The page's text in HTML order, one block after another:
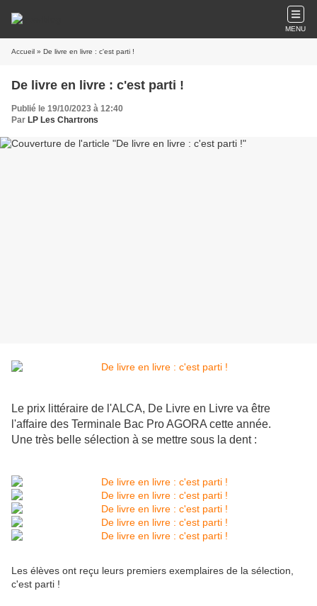
MENU
Accueil » De livre en livre : c'est parti !
De livre en livre : c'est parti !
Publié le 19/10/2023 à 12:40
Par LP Les Chartrons
Le prix littéraire de l'ALCA, De Livre en Livre va être
l'affaire des Terminale Bac Pro AGORA cette année.
Une très belle sélection à se mettre sous la dent :
Les élèves ont reçu leurs premiers exemplaires de la sélection,
c'est parti !